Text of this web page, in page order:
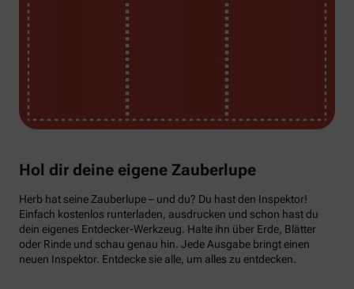
Hol dir deine eigene Zauberlupe
Herb hat seine Zauberlupe – und du? Du hast den Inspektor!
Einfach kostenlos runterladen, ausdrucken und schon hast du
dein eigenes Entdecker-Werkzeug. Halte ihn über Erde, Blätter
oder Rinde und schau genau hin. Jede Ausgabe bringt einen
neuen Inspektor. Entdecke sie alle, um alles zu entdecken.